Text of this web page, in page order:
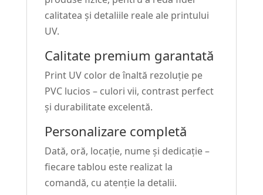
calitatea și detaliile reale ale printului
UV.
Calitate premium garantată
Print UV color de înaltă rezoluție pe
PVC lucios – culori vii, contrast perfect
și durabilitate excelentă.
Personalizare completă
Dată, oră, locație, nume și dedicație –
fiecare tablou este realizat la
comandă, cu atenție la detalii.